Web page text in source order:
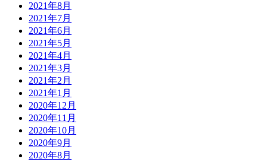
2021年8月
2021年7月
2021年6月
2021年5月
2021年4月
2021年3月
2021年2月
2021年1月
2020年12月
2020年11月
2020年10月
2020年9月
2020年8月